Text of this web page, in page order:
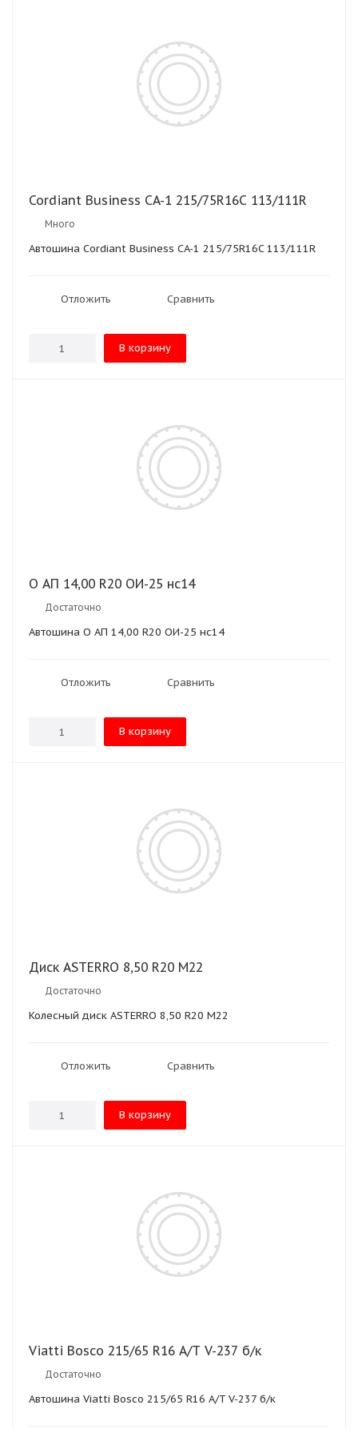
Cordiant Business CA-1 215/75R16C 113/111R
Много
Автошина Cordiant Business CA-1 215/75R16C 113/111R
Отложить Сравнить
В корзину
О АП 14,00 R20 ОИ-25 нс14
Достаточно
Автошина О АП 14,00 R20 ОИ-25 нс14
Отложить Сравнить
В корзину
Диск ASTERRO 8,50 R20 M22
Достаточно
Колесный диск ASTERRO 8,50 R20 M22
Отложить Сравнить
В корзину
Viatti Bosco 215/65 R16 A/T V-237 б/к
Достаточно
Автошина Viatti Bosco 215/65 R16 A/T V-237 б/к